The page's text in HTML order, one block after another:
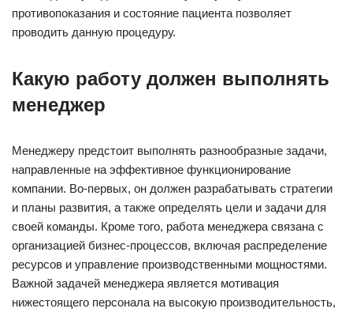
противопоказания и состояние пациента позволяет
проводить данную процедуру.
Какую работу должен выполнять
менеджер
Менеджеру предстоит выполнять разнообразные задачи,
направленные на эффективное функционирование
компании. Во-первых, он должен разрабатывать стратегии
и планы развития, а также определять цели и задачи для
своей команды. Кроме того, работа менеджера связана с
организацией бизнес-процессов, включая распределение
ресурсов и управление производственными мощностями.
Важной задачей менеджера является мотивация
нижестоящего персонала на высокую производительность,